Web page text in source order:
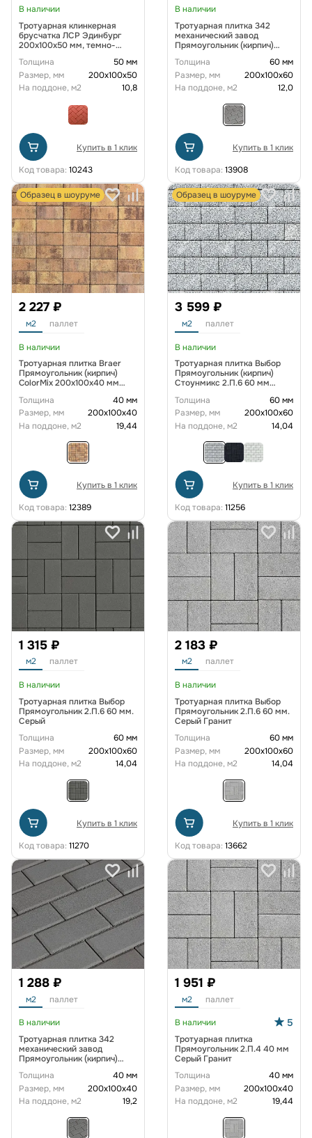
В наличии
Тротуарная клинкерная
брусчатка ЛСР Эдинбург
200х100х50 мм, темно-
Толщина
50 мм
Размер, мм
200х100х50
На поддоне, м2
10,8
Купить в 1 клик
Код товара: 10243
В наличии
Тротуарная плитка 342
механический завод
Прямоугольник (кирпич)
Толщина
60 мм
Размер, мм
200х100х60
На поддоне, м2
12,0
Купить в 1 клик
Код товара: 13908
Образец в шоуруме
2 227 ₽
м2 паллет
В наличии
Тротуарная плитка Braer
Прямоугольник (кирпич)
ColorMix 200х100х40 мм
Толщина
40 мм
Размер, мм
200х100х40
На поддоне, м2
19,44
Купить в 1 клик
Код товара: 12389
Образец в шоуруме
3 599 ₽
м2 паллет
В наличии
Тротуарная плитка Выбор
Прямоугольник (кирпич)
Стоунмикс 2.П.6 60 мм
Толщина
60 мм
Размер, мм
200х100х60
На поддоне, м2
14,04
Купить в 1 клик
Код товара: 11256
1 315 ₽
м2 паллет
В наличии
Тротуарная плитка Выбор
Прямоугольник 2.П.6 60 мм.
Серый
Толщина
60 мм
Размер, мм
200х100х60
На поддоне, м2
14,04
Купить в 1 клик
Код товара: 11270
2 183 ₽
м2 паллет
В наличии
Тротуарная плитка Выбор
Прямоугольник 2.П.6 60 мм.
Серый Гранит
Толщина
60 мм
Размер, мм
200х100х60
На поддоне, м2
14,04
Купить в 1 клик
Код товара: 13662
1 288 ₽
м2 паллет
В наличии
Тротуарная плитка 342
механический завод
Прямоугольник (кирпич)
Толщина
40 мм
Размер, мм
200х100х40
На поддоне, м2
19,2
1 951 ₽
м2 паллет
В наличии 5
Тротуарная плитка
Прямоугольник 2.П.4 40 мм
Серый Гранит
Толщина
40 мм
Размер, мм
200х100х40
На поддоне, м2
19,44